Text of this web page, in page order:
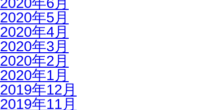
2020年5月
2020年4月
2020年3月
2020年2月
2020年1月
2019年12月
2019年11月